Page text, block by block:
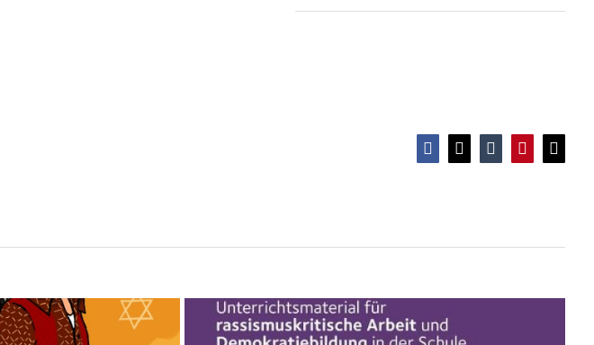
Facebook
X TumblrPinterest
E-
Anti-Rassismus für Schüler*innen